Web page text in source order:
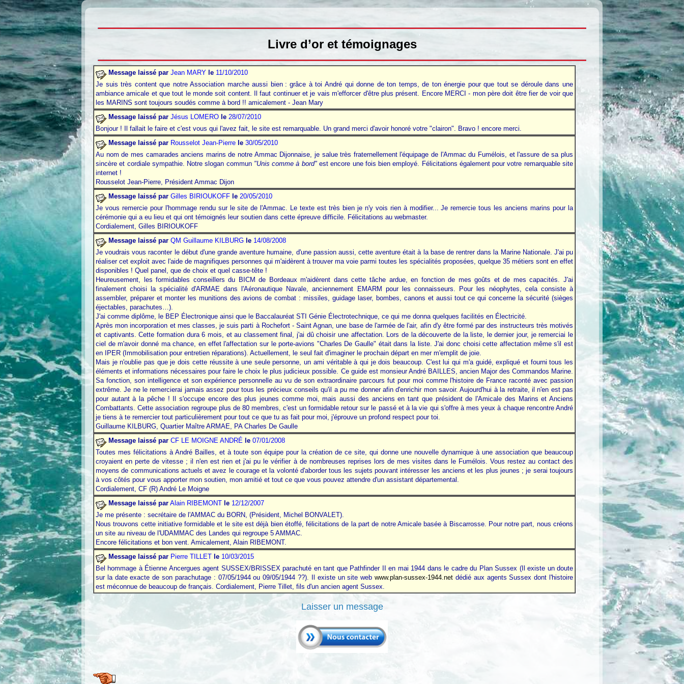
Livre d’or et témoignages
Message laissé par Jean MARY le 11/10/2010
Je suis très content que notre Association marche aussi bien. : grâce à toi André qui donne de ton temps, de ton énergie pour que tout se déroule dans une
ambiance amicale et que tout le monde soit content. Il faut continuer et je vais m'efforcer d'être plus présent. Encore MERCI - mon père doit être fier de voir que
les MARINS sont toujours soudés comme à bord !! amicalement - Jean Mary
Message laissé par Jésus LOMERO le 28/07/2010
Bonjour ! Il fallait le faire et c'est vous qui l'avez fait, le site est remarquable. Un grand merci d'avoir honoré votre "clairon". Bravo ! encore merci.
Message laissé par Rousselot Jean-Pierre le 30/05/2010
Au nom de mes camarades anciens marins de notre Ammac Dijonnaise, je salue très fraternellement l'équipage de l'Ammac du Fumélois, et l'assure de sa plus
sincère et cordiale sympathie. Notre slogan commun "Unis comme à bord"est encore une fois bien employé. Félicitations également pour votre remarquable site
internet !
Rousselot Jean-Pierre, Président Ammac Dijon
Message laissé par Gilles BIRIOUKOFF le 20/05/2010
Je vous remercie pour l'hommagerendu sur le site de l'Ammac. Le texte est très bien je n'y vois rien à modifier... Je remercie tous les anciens marins pour la
cérémonie qui a eu lieu et qui ont témoignés leur soutien dans cette épreuve difficile. Félicitations au webmaster.
Cordialement, Gilles BIRIOUKOFF
Message laissé par QM Guillaume KILBURG le 14/08/2008
Je voudrais vous raconter le début d'une grande aventure humaine, d'une passion aussi, cette aventure était à la base de rentrer dans la Marine Nationale. J'ai pu
réaliser cet exploit avec l'aide de magnifiques personnes qui m'aidèrent à trouver ma voie parmi toutes les spécialités proposées, quelque 35 métiers sont en effet
disponibles ! Quel panel, que de choix et quel casse-tête !
Heureusement, les formidables conseillers du BICM de Bordeaux m'aidèrent dans cette tâche ardue, en fonction de mes goûts et de mes capacités. J'ai
finalement choisi la spécialité d'ARMAE dans l'Aéronautique Navale, anciennement EMARM pour les connaisseurs. Pour les néophytes, cela consiste à
assembler, préparer et monter les munitions des avions de combat : missiles, guidage laser, bombes, canons et aussi tout ce qui concerne la sécurité (sièges
éjectables, parachutes…).
J'ai comme diplôme, le BEP Électronique ainsi que le Baccalauréat STI Génie Électrotechnique, ce qui me donna quelques facilités en Électricité.
Après mon incorporation et mes classes, je suis parti à Rochefort - Saint Agnan, une base de l'armée de l'air, afin d'y être formé par des instructeurs très motivés
et captivants. Cette formation dura 6 mois, et au classement final, j'ai dû choisir une affectation. Lors de la découverte de la liste, le dernier jour, je remerciai le
ciel de m'avoir donné ma chance, en effet l'affectation sur le porte-avions "Charles De Gaulle" était dans la liste. J'ai donc choisi cette affectation même s'il est
en IPER (Immobilisation pour entretien réparations). Actuellement, le seul fait d'imaginer le prochain départ en mer m'emplit de joie.
Mais je n'oublie pas que je dois cette réussite à une seule personne, un ami véritable à qui je dois beaucoup. C'est lui qui m'a guidé, expliqué et fourni tous les
éléments et informations nécessaires pour faire le choix le plus judicieux possible. Ce guide est monsieur André BAILLES, ancien Major des Commandos Marine.
Sa fonction, son intelligence et son expérience personnelle au vu de son extraordinaire parcours fut pour moi comme l'histoire de France raconté avec passion
extrême. Je ne le remercierai jamais assez pour tous les précieux conseils qu'il a pu me donner afin d'enrichir mon savoir. Aujourd'hui à la retraite, il n'en est pas
pour autant à la pêche ! Il s'occupe encore des plus jeunes comme moi, mais aussi des anciens en tant que président de l'Amicale des Marins et Anciens
Combattants. Cette association regroupe plus de 80 membres, c'est un formidable retour sur le passé et à la vie qui s'offre à mes yeux à chaque rencontre André
je tiens à te remercier tout particulièrement pour tout ce que tu as fait pour moi, j'éprouve un profond respect pour toi.
Guillaume KILBURG, Quartier Maître ARMAE, PA Charles De Gaulle
Message laissé par CF LE MOIGNE ANDRÉ le 07/01/2008
Toutes mes félicitations à André Bailles, et à toute son équipe pour la création de ce site, qui donne une nouvelle dynamique à une association que beaucoup
croyaient en perte de vitesse ; il n'en est rien et j'ai pu le vérifier à de nombreuses reprises lors de mes visites dans le Fumélois. Vous restez au contact des
moyens de communications actuels et avez le courage et la volonté d'aborder tous les sujets pouvant intéresser les anciens et les plus jeunes ; je serai toujours
à vos côtés pour vous apporter mon soutien, mon amitié et tout ce que vous pouvez attendre d'un assistant départemental.
Cordialement, CF (R) André Le Moigne
Message laissé par Alain RIBEMONT le 12/12/2007
Je me présente : secrétaire de l'AMMAC du BORN, (Président, Michel BONVALET).
Nous trouvons cette initiative formidable et le site est déjà bien étoffé, félicitations de la part de notre Amicale basée à Biscarrosse. Pour notre part, nous créons
un site au niveau de l'UDAMMAC des Landes qui regroupe 5 AMMAC.
Encore félicitations et bon vent. Amicalement, Alain RIBEMONT.
Message laissé par Pierre TILLET le 10/03/2015
Bel hommage à Étienne Ancergues agent SUSSEX/BRISSEX parachuté en tant que Pathfinder II en mai 1944 dans le cadre du Plan Sussex (Il existe un doute
sur la date exacte de son parachutage : 07/05/1944 ou 09/05/1944 ??). Il existe un site webwww.plan-sussex-1944.net dédié aux agents Sussex dont l'histoire
est méconnue de beaucoup de français. Cordialement, Pierre Tillet, fils d'un ancien agent Sussex.
Laisser un message